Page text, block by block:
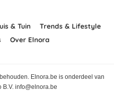
& Tuin
Trends & Lifestyle
Over Elnora
Elnora.be is onderdeel van
info@elnora.be